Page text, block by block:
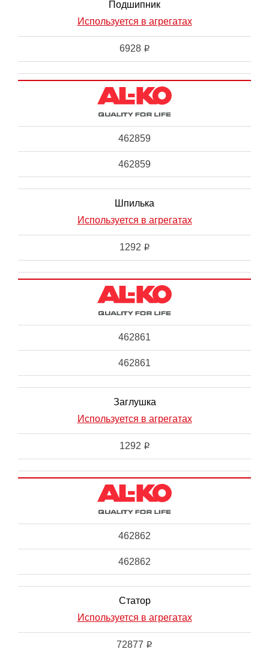
Подшипник
Используется в агрегатах
6928 i
462859
462859
Шпилька
Используется в агрегатах
1292 i
462861
462861
Заглушка
Используется в агрегатах
1292 i
462862
462862
Статор
Используется в агрегатах
72877 i